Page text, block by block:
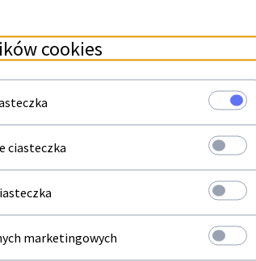
części przez nas sprzedawane są
T520 / DesignJet T530 / DesignJet T830 -24"
cookies
ciasteczka
marketingowych
Newsletter
do newslettera i bądź na bieżąco z naszą ofertą
email